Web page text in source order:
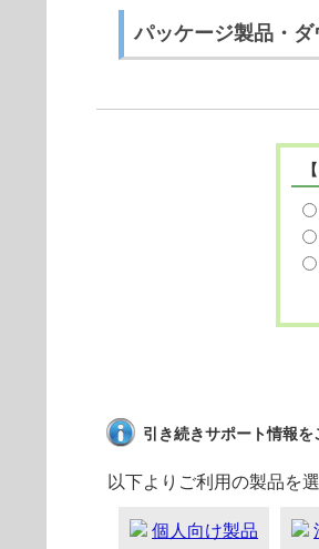
パッケージ製品・
引き続きサポート情報を
以下よりご利用の製品を
個人向け製品